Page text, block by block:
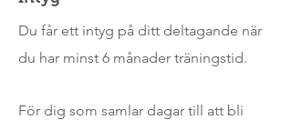
Du får ett intyg på ditt deltagande när
du har minst 6 månader träningstid.
För dig som samlar dagar till att bli